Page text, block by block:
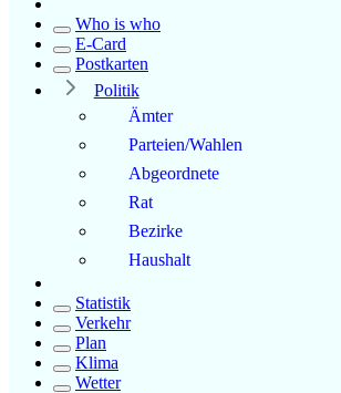
Who is who
E-Card
Postkarten
Politik
Ämter
Parteien/Wahlen
Abgeordnete
Rat
Bezirke
Haushalt
Statistik
Verkehr
Plan
Klima
Wetter